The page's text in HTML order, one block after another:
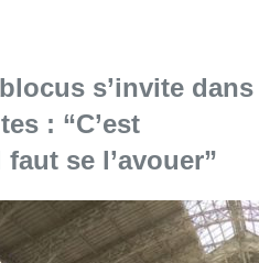
s’invite dans
: “C’est
se l’avouer”